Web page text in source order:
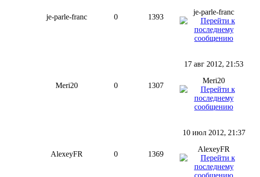
je-parle-franc 0 1393
je-parle-franc
Meri20 0 1307
17 авг 2012, 21:53
Meri20
AlexeyFR 0 1369
10 июл 2012, 21:37
AlexeyFR